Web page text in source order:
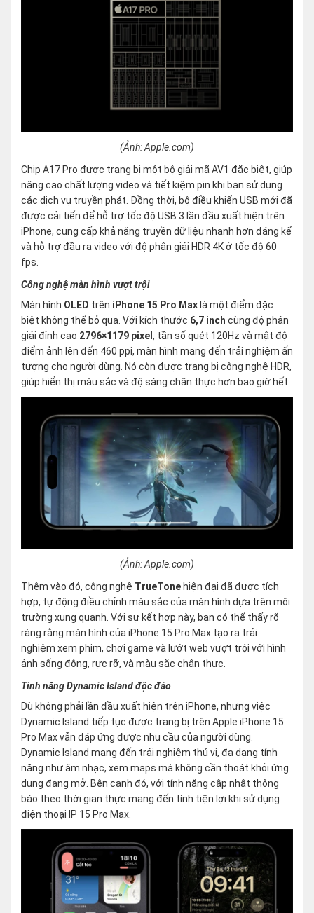
(Ảnh: Apple.com)
Chip A17 Pro được trang bị một bộ giải mã AV1 đặc biệt, giúp
nâng cao chất lượng video và tiết kiệm pin khi bạn sử dụng
các dịch vụ truyền phát. Đồng thời, bộ điều khiển USB mới đã
được cải tiến để hỗ trợ tốc độ USB 3 lần đầu xuất hiện trên
iPhone, cung cấp khả năng truyền dữ liệu nhanh hơn đáng kể
và hỗ trợ đầu ra video với độ phân giải HDR 4K ở tốc độ 60
fps.
Công nghệ màn hình vượt trội
Màn hình OLED trên iPhone 15 Pro Max là một điểm đặc
biệt không thể bỏ qua. Với kích thước 6,7 inch cùng độ phân
giải đỉnh cao 2796×1179 pixel , tần số quét 120Hz và mật độ
điểm ảnh lên đến 460 ppi, màn hình mang đến trải nghiệm ấn
tượng cho người dùng. Nó còn được trang bị công nghệ HDR,
giúp hiển thị màu sắc và độ sáng chân thực hơn bao giờ hết.
(Ảnh: Apple.com)
Thêm vào đó, công nghệ TrueTone hiện đại đã được tích
hợp, tự động điều chỉnh màu sắc của màn hình dựa trên môi
trường xung quanh. Với sự kết hợp này, bạn có thể thấy rõ
ràng rằng màn hình của iPhone 15 Pro Max tạo ra trải
nghiệm xem phim, chơi game và lướt web vượt trội với hình
ảnh sống động, rực rỡ, và màu sắc chân thực.
Tính năng Dynamic Island độc đáo
Dù không phải lần đầu xuất hiện trên iPhone, nhưng việc
Dynamic Island tiếp tục được trang bị trên Apple iPhone 15
Pro Max vẫn đáp ứng được nhu cầu của người dùng.
Dynamic Island mang đến trải nghiệm thú vị, đa dạng tính
năng như âm nhạc, xem maps mà không cần thoát khỏi ứng
dụng đang mở. Bên cạnh đó, với tính năng cập nhật thông
báo theo thời gian thực mang đến tính tiện lợi khi sử dụng
điện thoại IP 15 Pro Max.